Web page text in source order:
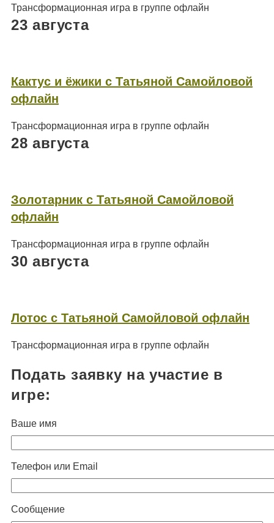
Трансформационная игра в группе офлайн
23 августа
Кактус и ёжики с Татьяной Самойловой
офлайн
Трансформационная игра в группе офлайн
28 августа
Золотарник с Татьяной Самойловой
офлайн
Трансформационная игра в группе офлайн
30 августа
Лотос с Татьяной Самойловой офлайн
Трансформационная игра в группе офлайн
Подать заявку на участие в
игре:
Ваше имя
Телефон или Email
Сообщение